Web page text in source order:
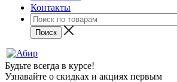
Контакты
Будьте всегда в курсе!
Узнавайте о скидках и акциях первым